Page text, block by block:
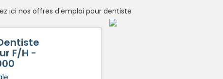
Créer un compte
ici nos offres d'emploi pour dentiste
F/H -